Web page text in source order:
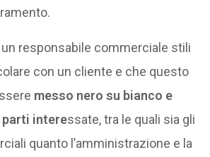
responsabile commerciale stili
con un cliente e che questo
messo nero su bianco e
interessate, tra le quali sia gli
quanto l’amministrazione e la